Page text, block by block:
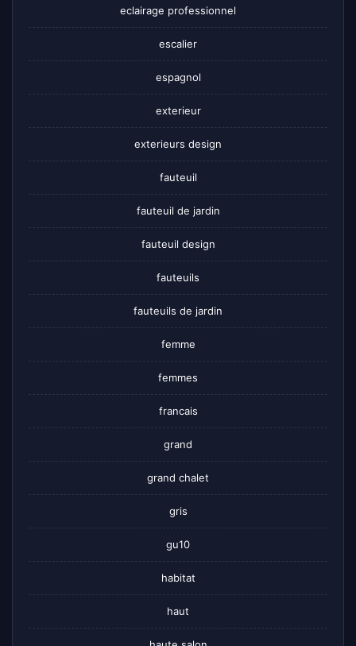
eclairage professionnel
escalier
espagnol
exterieur
exterieurs design
fauteuil
fauteuil de jardin
fauteuil design
fauteuils
fauteuils de jardin
femme
femmes
francais
grand
grand chalet
gris
gu10
habitat
haut